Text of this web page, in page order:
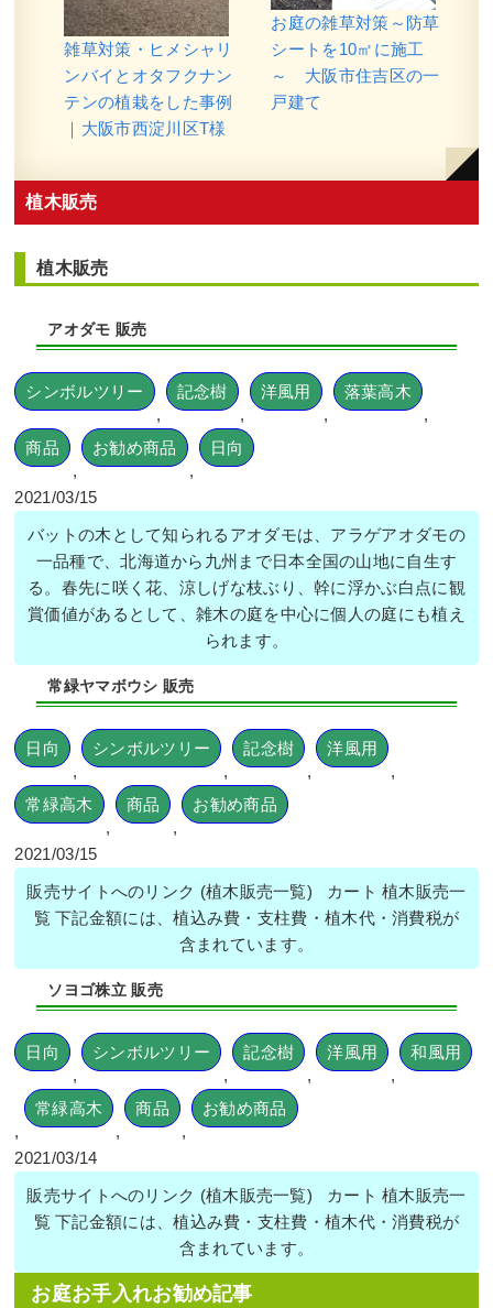
新築の玄関アプローチに常緑ヤマボウ
シ・シマトネリコ・オリーブ・レッド
スターを2人3時間で植栽した事例｜大
阪市淀川区Y様
作業前 作業後 新築の玄関アプローチに常 ...
2024年11月29日
穴が開いていた散水ホースの交換とヒ
メシャリンバイ・フイリヤブラン・オ
タフクナンテンの植栽を1人3時間で実
施した事例｜大阪府大阪市北区J様
作業前 作業後 穴が開いていた散水ホース ...
続きを読む
2024年11月18日/ 散水ホース,大阪市北区,植栽,大
オタフクナンテン,常緑樹ア行
イリヤブラン,ヒメシャリンバイ,大阪府,植栽
阪市大正区K様
作業前 作業後 新築一戸建ての北向きの植 ...
続きを読む
2024年5月29日/大阪市大正区,植栽 大阪市,大阪
府
, ソヨゴ,常緑樹サ行 , 一戸建て,大阪府, 植栽
新築一戸建ての植栽エリアにエゴノ
キ・ハナミズキ・ヒメシャリンバイな
どを植えた事例｜大阪市都島区K様
雑草対策・ヒメシャリ
ンバイとオタフクナン
テンの植栽をした事例
｜大阪市西淀川区T様
お庭の雑草対策～防草
シートを10㎡に施工
～ 大阪市住吉区の一
戸建て
植木販売
植木販売
アオダモ 販売
シンボルツリー
,
記念樹
,
洋風用
,
落葉高木
,
商品
,
お勧め商品
,
日向
2021/03/15
バットの木として知られるアオダモは、アラゲアオダモの
一品種で、北海道から九州まで日本全国の山地に自生す
る。春先に咲く花、涼しげな枝ぶり、幹に浮かぶ白点に観
賞価値があるとして、雑木の庭を中心に個人の庭にも植え
られます。
常緑ヤマボウシ 販売
日向
,
シンボルツリー
,
記念樹
,
洋風用
,
常緑高木
,
商品
,
お勧め商品
2021/03/15
販売サイトへのリンク (植木販売一覧) カート 植木販売一
覧 下記金額には、植込み費・支柱費・植木代・消費税が
含まれています。
ソヨゴ株立 販売
日向
,
シンボルツリー
,
記念樹
,
洋風用
,
和風用
,
常緑高木
,
商品
,
お勧め商品
2021/03/14
販売サイトへのリンク (植木販売一覧) カート 植木販売一
覧 下記金額には、植込み費・支柱費・植木代・消費税が
含まれています。
お庭お手入れお勧め記事